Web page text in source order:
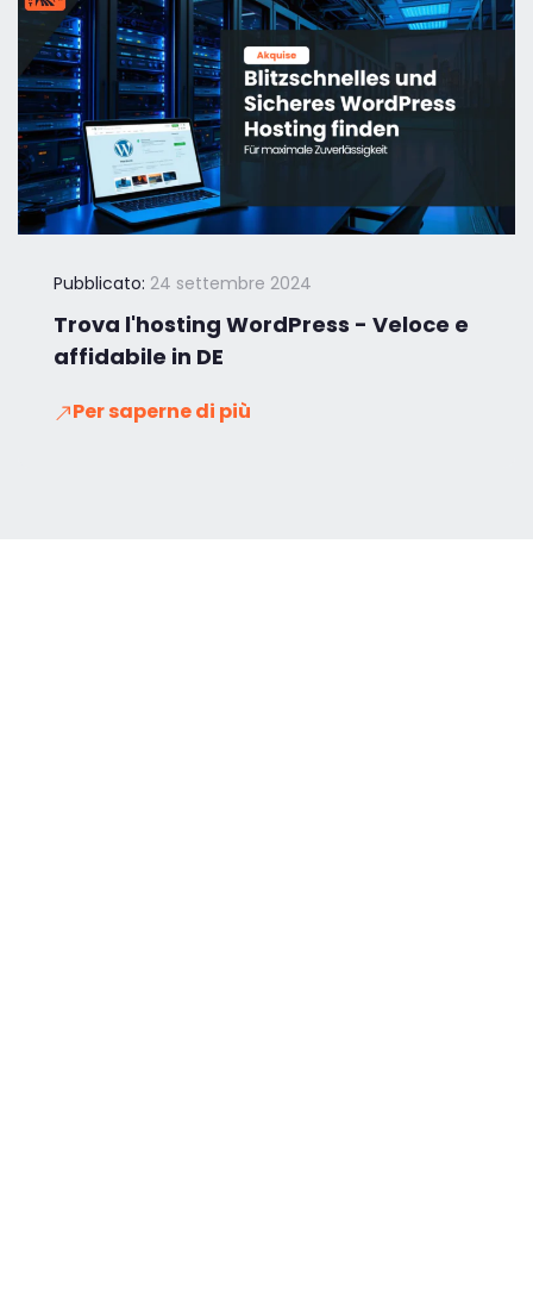
Pubblicato: 24 settembre 2024
Trova l'hosting WordPress - Veloce e
affidabile in DE
Per saperne di più